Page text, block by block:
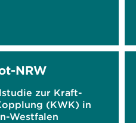
NRW
zur Kraft-
(KWK) in
Westfalen